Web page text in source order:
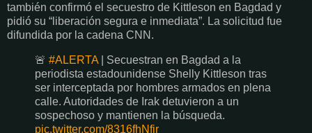
también confirmó el secuestro de Kittleson en Bagdad y
pidió su “liberación segura e inmediata”. La solicitud fue
difundida por la cadena CNN.
🚨 #ALERTA | Secuestran en Bagdad a la
periodista estadounidense Shelly Kittleson tras
ser interceptada por hombres armados en plena
calle. Autoridades de Irak detuvieron a un
sospechoso y mantienen la búsqueda.
pic.twitter.com/8316fhNfir